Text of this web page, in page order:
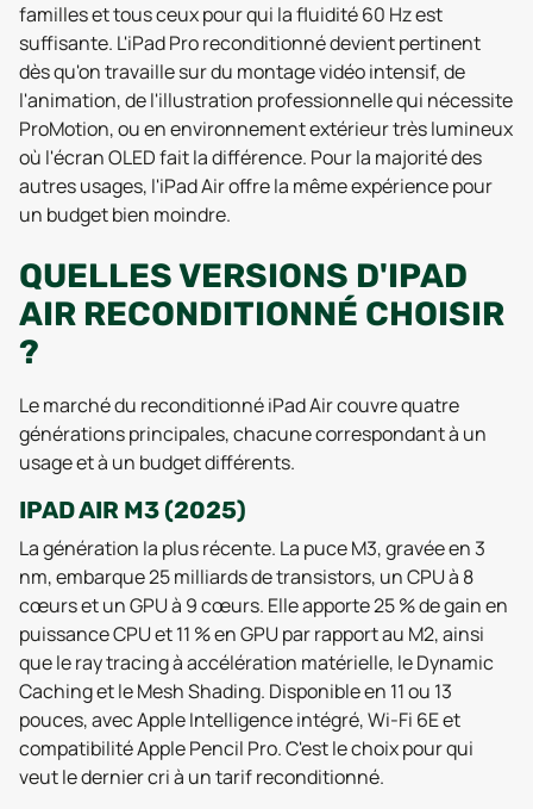
familles et tous ceux pour qui la fluidité 60 Hz est
suffisante. L'iPad Pro reconditionné devient pertinent
dès qu'on travaille sur du montage vidéo intensif, de
l'animation, de l'illustration professionnelle qui nécessite
ProMotion, ou en environnement extérieur très lumineux
où l'écran OLED fait la différence. Pour la majorité des
autres usages, l'iPad Air offre la même expérience pour
un budget bien moindre.
QUELLES VERSIONS D'IPAD
AIR RECONDITIONNÉ CHOISIR
?
Le marché du reconditionné iPad Air couvre quatre
générations principales, chacune correspondant à un
usage et à un budget différents.
IPAD AIR M3 (2025)
La génération la plus récente. La puce M3, gravée en 3
nm, embarque 25 milliards de transistors, un CPU à 8
cœurs et un GPU à 9 cœurs. Elle apporte 25 % de gain en
puissance CPU et 11 % en GPU par rapport au M2, ainsi
que le ray tracing à accélération matérielle, le Dynamic
Caching et le Mesh Shading. Disponible en 11 ou 13
pouces, avec Apple Intelligence intégré, Wi-Fi 6E et
compatibilité Apple Pencil Pro. C'est le choix pour qui
veut le dernier cri à un tarif reconditionné.